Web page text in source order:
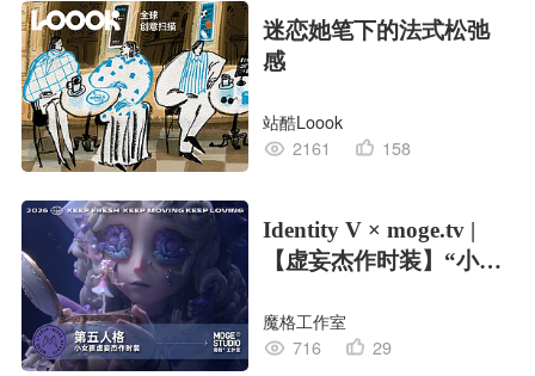
迷恋她笔下的法式松弛
感
站酷Loook
2161
158
Identity V × moge.tv |
【虚妄杰作时装】“小女
魔格工作室
716
29